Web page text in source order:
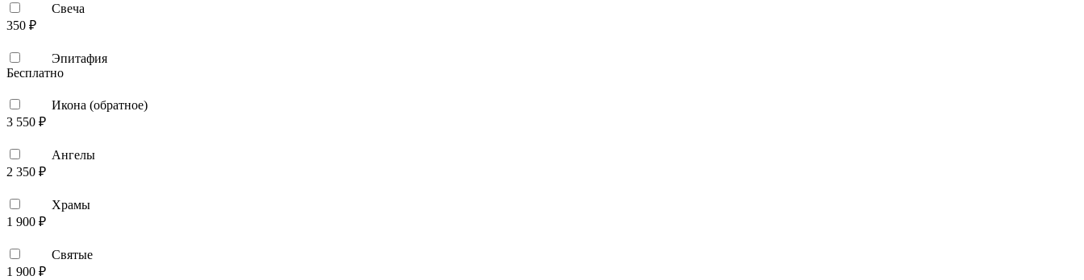
Свеча
350 ₽
Эпитафия
Бесплатно
Икона (обратное)
3 550 ₽
Ангелы
2 350 ₽
Храмы
1 900 ₽
Святые
1 900 ₽